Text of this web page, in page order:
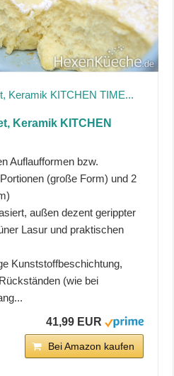
Keramik KITCHEN
Auflaufformen bzw.
(große Form) und 2
außen dezent gerippter
Lasur und praktischen
Kunststoffbeschichtung,
(wie bei
41,99 EUR
Bei Amazon kaufen